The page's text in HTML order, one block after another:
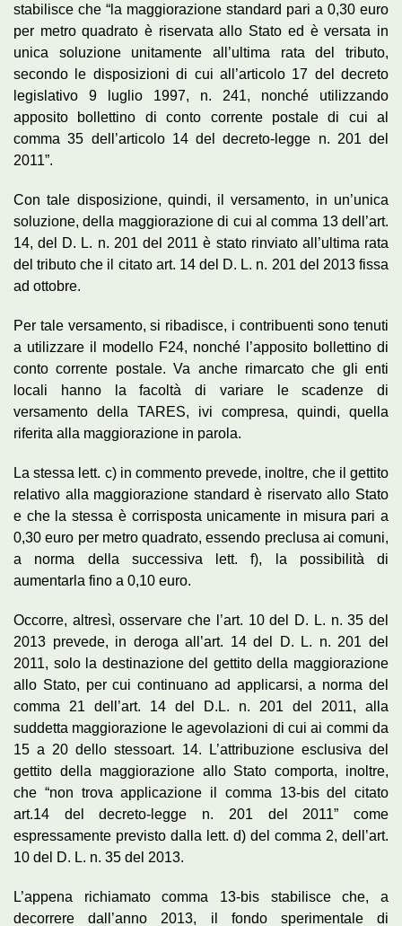
stabilisce che “la maggiorazione standard pari a 0,30 euro
per metro quadrato è riservata allo Stato ed è versata in
unica soluzione unitamente all’ultima rata del tributo,
secondo le disposizioni di cui all’articolo 17 del decreto
legislativo 9 luglio 1997, n. 241, nonché utilizzando
apposito bollettino di conto corrente postale di cui al
comma 35 dell’articolo 14 del decreto-legge n. 201 del
2011”.
Con tale disposizione, quindi, il versamento, in un’unica
soluzione, della maggiorazione di cui al comma 13 dell’art.
14, del D. L. n. 201 del 2011 è stato rinviato all’ultima rata
del tributo che il citato art. 14 del D. L. n. 201 del 2013 fissa
ad ottobre.
Per tale versamento, si ribadisce, i contribuenti sono tenuti
a utilizzare il modello F24, nonché l’apposito bollettino di
conto corrente postale. Va anche rimarcato che gli enti
locali hanno la facoltà di variare le scadenze di
versamento della TARES, ivi compresa, quindi, quella
riferita alla maggiorazione in parola.
La stessa lett. c) in commento prevede, inoltre, che il gettito
relativo alla maggiorazione standard è riservato allo Stato
e che la stessa è corrisposta unicamente in misura pari a
0,30 euro per metro quadrato, essendo preclusa ai comuni,
a norma della successiva lett. f), la possibilità di
aumentarla fino a 0,10 euro.
Occorre, altresì, osservare che l’art. 10 del D. L. n. 35 del
2013 prevede, in deroga all’art. 14 del D. L. n. 201 del
2011, solo la destinazione del gettito della maggiorazione
allo Stato, per cui continuano ad applicarsi, a norma del
comma 21 dell’art. 14 del D.L. n. 201 del 2011, alla
suddetta maggiorazione le agevolazioni di cui ai commi da
15 a 20 dello stessoart. 14. L’attribuzione esclusiva del
gettito della maggiorazione allo Stato comporta, inoltre,
che “non trova applicazione il comma 13-bis del citato
art.14 del decreto-legge n. 201 del 2011” come
espressamente previsto dalla lett. d) del comma 2, dell’art.
10 del D. L. n. 35 del 2013.
L’appena richiamato comma 13-bis stabilisce che, a
decorrere dall’anno 2013, il fondo sperimentale di